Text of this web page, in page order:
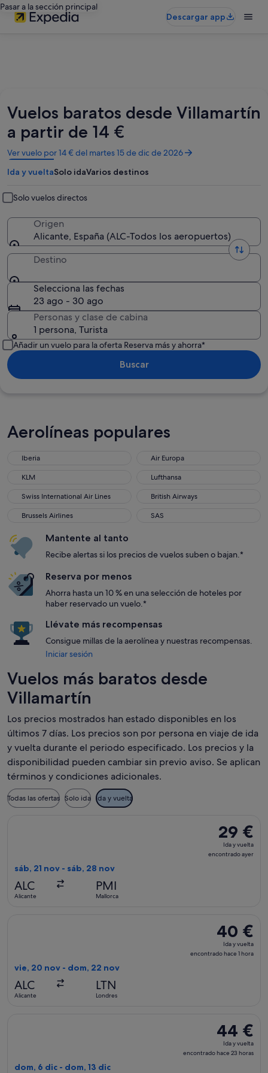
Pasar a la sección principal
Descargar app
Vuelos baratos desde Villamartín
a partir de 14 €
Ver vuelo por 14 € del martes 15 de dic de 2026
Se
abre
en
ventana
nueva
Ida y vueltaSolo idaVarios destinos
Solo vuelos directos
Origen
Alicante, España (ALC-Todos los aeropuertos)
Destino
Selecciona las fechas
23 ago - 30 ago
Personas y clase de cabina
1 persona, Turista
Añadir un vuelo para la oferta Reserva más y ahorra*
Buscar
Aerolíneas populares
Iberia
Air Europa
KLM
Lufthansa
Swiss International Air Lines
British Airways
Brussels Airlines
SAS
Mantente al tanto
Recibe alertas si los precios de vuelos suben o bajan.*
Reserva por menos
Ahorra hasta un 10 % en una selección de hoteles por
haber reservado un vuelo.*
Llévate más recompensas
Consigue millas de la aerolínea y nuestras recompensas.
Iniciar sesión
Vuelos más baratos desde
Villamartín
Los precios mostrados han estado disponibles en los
últimos 7 días. Los precios son por persona en viaje de ida
y vuelta durante el periodo especificado. Los precios y la
disponibilidad pueden cambiar sin previo aviso. Se aplican
términos y condiciones adicionales.
Todas las ofertas Solo ida Ida y vuelta
29 €
Ida
y
29 €
Ida y vuelta
encontrado ayer
sáb, 21 nov - sáb, 28 nov
ALC
Alicante
PMI
Mallorca
40 €
Ida
y
40 €
Ida y vuelta
encontrado hace 1 hora
vie, 20 nov - dom, 22 nov
ALC
Alicante
LTN
Londres
44 €
Ida
y
44 €
Ida y vuelta
encontrado hace 23 horas
dom, 6 dic - dom, 13 dic